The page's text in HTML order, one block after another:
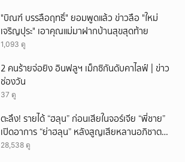
"บิณฑ์ บรรลือฤทธิ์" ยอมพูดแล้ว ข่าวลือ "ใหม่
เจริญปุระ" เอาคุณแม่มาฝากบ้านสุขสุดท้าย
1,093 ดู
2 คนร้ายจ่อยิง อินฟลูฯ เม็กซิกันดับคาไลฟ์ | ข่าว
ช่องวัน
37 ดู
ตะลึง! รายได้ “ฮลุน” ก่อนเสียในจอร์เจีย “พี่ชาย”
เปิดอาการ “ย่าฮลุน” หลังสูญเสียหลานอภิชาต
บุตร!
28,538 ดู